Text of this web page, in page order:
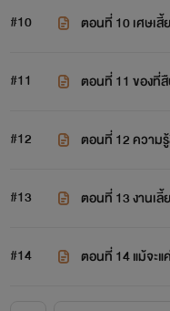
#10 ตอนที่ 10 เศษเสี้
#11 ตอนที่ 11 ของที่
#12 ตอนที่ 12 ความ
#13 ตอนที่ 13 งานเ
#14 ตอนที่ 14 แม้จะแ